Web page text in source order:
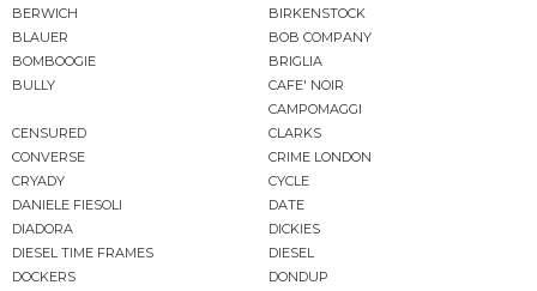
BERWICH
BIRKENSTOCK
BLAUER
BOB COMPANY
BOMBOOGIE
BRIGLIA
BULLY
CAFE' NOIR
CAMPOMAGGI
CENSURED
CLARKS
CONVERSE
CRIME LONDON
CRYADY
CYCLE
DANIELE FIESOLI
DATE
DIADORA
DICKIES
DIESEL TIME FRAMES
DIESEL
DOCKERS
DONDUP